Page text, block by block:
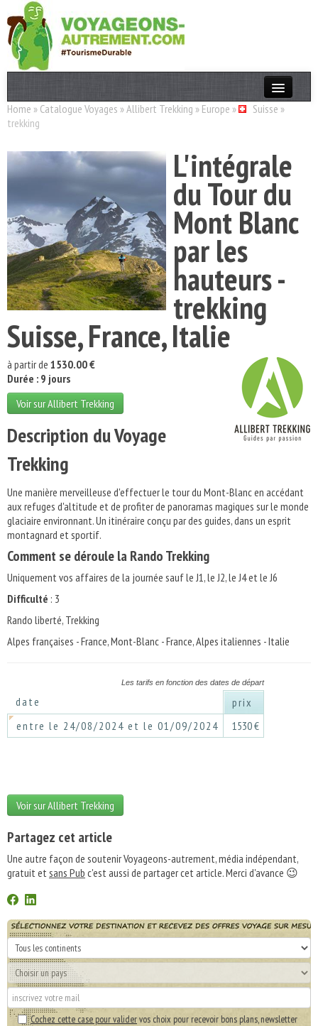
Actualités
Destinations
Thèmes
OK
Home » Catalogue Voyages »Allibert Trekking » Europe » Suisse »
trekking
L'intégrale
du Tour du
Mont Blanc
par les
hauteurs -
trekking
Suisse, France, Italie
à partir de 1530.00 €
Durée : 9 jours
Voir sur Allibert Trekking
Description du Voyage
Trekking
Une manière merveilleuse d'effectuer le tour du Mont-Blanc en accédant
aux refuges d'altitude et de profiter de panoramas magiques sur le monde
glaciaire environnant. Un itinéraire conçu par des guides, dans un esprit
montagnard et sportif.
Comment se déroule la Rando Trekking
Uniquement vos affaires de la journée sauf le J1, le J2, le J4 et le J6
Difficulté : 3
Rando liberté, Trekking
Alpes françaises - France, Mont-Blanc - France, Alpes italiennes - Italie
Les tarifs en fonction des dates de départ
date
prix
entre le 24/08/2024 et le 01/09/2024
1530 €
Voir sur Allibert Trekking
Partagez cet article
Une autre façon de soutenir Voyageons-autrement, média indépendant,
gratuit etsans Pub c'est aussi de partager cet article. Merci d'avance 😉
Cochez cette case pour validervos choix pour recevoir bons plans, newsletter